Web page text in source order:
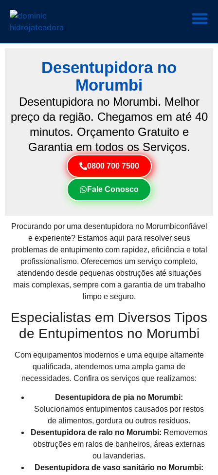
Desentupidora no
Morumbi
Desentupidora no Morumbi. Melhor
preço da região. Chegamos em até 40
minutos. Orçamento Gratuito e
Garantia em todos os Serviços.
0800 700 7500
Fale Conosco
Procurando por uma desentupidora no Morumbiconfiável
e experiente? Estamos aqui para resolver seus
problemas de entupimento com rapidez, eficiência e total
profissionalismo. Oferecemos um serviço completo,
atendendo desde pequenas obstruções até situações
mais complexas, sempre com a garantia de um trabalho
limpo e seguro.
Especialistas em Diversos Tipos
de Entupimentos no Morumbi
Com equipamentos modernos e uma equipe altamente
qualificada, atendemos uma ampla gama de
necessidades. Confira os serviços que realizamos:
Desentupidora de pia no Morumbi:
Solucionamos entupimentos causados por restos
de alimentos, gordura ou outros resíduos.
Desentupidora de ralo no Morumbi: Removemos
obstruções em ralos de banheiros, áreas externas
ou lavanderias.
Desentupidora de vaso sanitário no Morumbi: